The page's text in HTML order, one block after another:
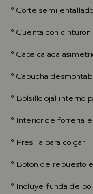
° Corte semi
° Cuenta con
° Capa calada
° Capucha
° Bolsillo ojal interno
° Interior de forreria
° Presilla para colgar.
° Botón de repuesto
° Incluye funda de